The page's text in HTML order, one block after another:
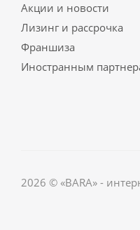
Акции и новости
Лизинг и рассрочка
Франшиза
Иностранным
2026 © «BARA» -